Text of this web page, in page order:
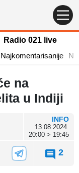
Radio 021 live
Najkomentarisanije
na
u Indiji
INFO
13.08.2024.
20:00 > 19:45
2